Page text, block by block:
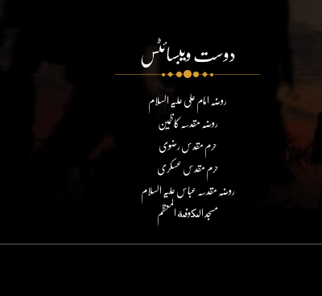
دوست ویبسائٹس
روضہ امام علی علیہ السلام
روضہ مقدسہ کاظمین
حرم مقدس رضوی
حرم مقدس عسکری
روضہ مقدسہ عباس علیہ السلام
مسجد الكوفة المعظم